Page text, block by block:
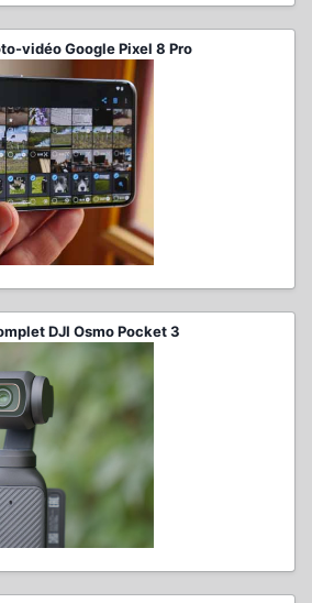
vidéo Google Pixel 8 Pro
DJI Osmo Pocket 3